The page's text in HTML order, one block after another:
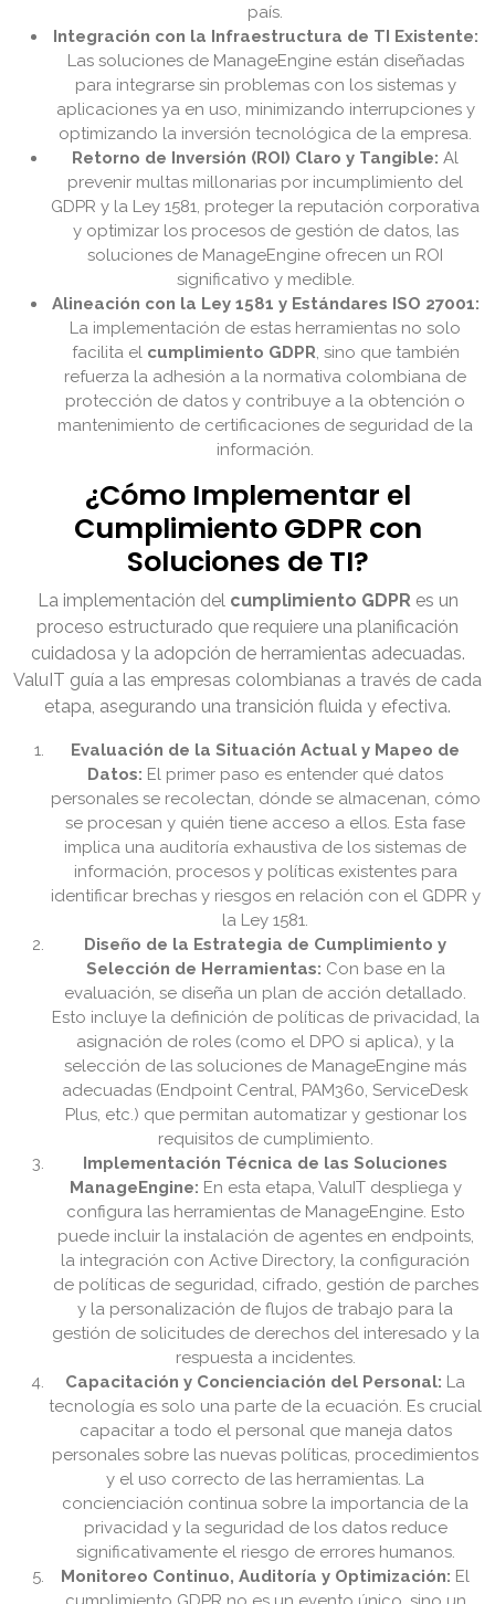
país.
Integración con la Infraestructura de TI Existente:
Las soluciones de ManageEngine están diseñadas
para integrarse sin problemas con los sistemas y
aplicaciones ya en uso, minimizando interrupciones y
optimizando la inversión tecnológica de la empresa.
Retorno de Inversión (ROI) Claro y Tangible: Al
prevenir multas millonarias por incumplimiento del
GDPR y la Ley 1581, proteger la reputación corporativa
y optimizar los procesos de gestión de datos, las
soluciones de ManageEngine ofrecen un ROI
significativo y medible.
Alineación con la Ley 1581 y Estándares ISO 27001:
La implementación de estas herramientas no solo
facilita el cumplimiento GDPR, sino que también
refuerza la adhesión a la normativa colombiana de
protección de datos y contribuye a la obtención o
mantenimiento de certificaciones de seguridad de la
información.
¿Cómo Implementar el
Cumplimiento GDPR con
Soluciones de TI?
La implementación del cumplimiento GDPRes un
proceso estructurado que requiere una planificación
cuidadosa y la adopción de herramientas adecuadas.
ValuIT guía a las empresas colombianas a través de cada
etapa, asegurando una transición fluida y efectiva.
Evaluación de la Situación Actual y Mapeo de
Datos: El primer paso es entender qué datos
personales se recolectan, dónde se almacenan, cómo
se procesan y quién tiene acceso a ellos. Esta fase
implica una auditoría exhaustiva de los sistemas de
información, procesos y políticas existentes para
identificar brechas y riesgos en relación con el GDPR y
la Ley 1581.
Diseño de la Estrategia de Cumplimiento y
Selección de Herramientas: Con base en la
evaluación, se diseña un plan de acción detallado.
Esto incluye la definición de políticas de privacidad, la
asignación de roles (como el DPO si aplica), y la
selección de las soluciones de ManageEngine más
adecuadas (Endpoint Central, PAM360, ServiceDesk
Plus, etc.) que permitan automatizar y gestionar los
requisitos de cumplimiento.
Implementación Técnica de las Soluciones
ManageEngine: En esta etapa, ValuIT despliega y
configura las herramientas de ManageEngine. Esto
puede incluir la instalación de agentes en endpoints,
la integración con Active Directory, la configuración
de políticas de seguridad, cifrado, gestión de parches
y la personalización de flujos de trabajo para la
gestión de solicitudes de derechos del interesado y la
respuesta a incidentes.
Capacitación y Concienciación del Personal: La
tecnología es solo una parte de la ecuación. Es crucial
capacitar a todo el personal que maneja datos
personales sobre las nuevas políticas, procedimientos
y el uso correcto de las herramientas. La
concienciación continua sobre la importancia de la
privacidad y la seguridad de los datos reduce
significativamente el riesgo de errores humanos.
Monitoreo Continuo, Auditoría y Optimización: El